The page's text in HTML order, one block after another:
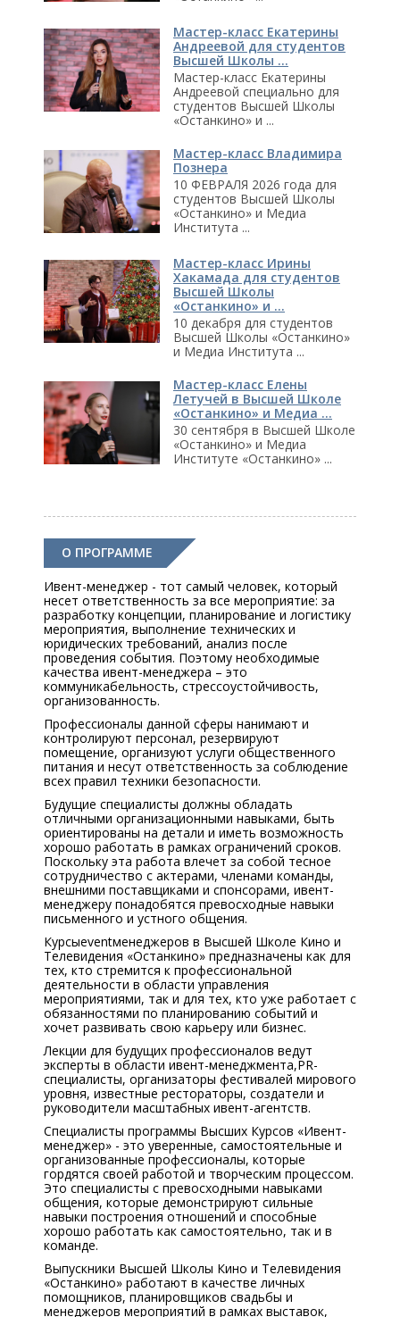
Мастер-класс Екатерины
Андреевой для студентов
Высшей Школы ...
Мастер-класс Екатерины
Андреевой специально для
студентов Высшей Школы
«Останкино» и ...
Мастер-класс Владимира
Познера
10 ФЕВРАЛЯ 2026 года для
студентов Высшей Школы
«Останкино» и Медиа
Института ...
Мастер-класс Ирины
Хакамада для студентов
Высшей Школы
«Останкино» и ...
10 декабря для студентов
Высшей Школы «Останкино»
и Медиа Института ...
Мастер-класс Елены
Летучей в Высшей Школе
«Останкино» и Медиа ...
30 сентября в Высшей Школе
«Останкино» и Медиа
Институте «Останкино» ...
О ПРОГРАММЕ
Ивент-менеджер - тот самый человек, который
несет ответственность за все мероприятие: за
разработку концепции, планирование и логистику
мероприятия, выполнение технических и
юридических требований, анализ после
проведения события. Поэтому необходимые
качества ивент-менеджера – это
коммуникабельность, стрессоустойчивость,
организованность.
Профессионалы данной сферы нанимают и
контролируют персонал, резервируют
помещение, организуют услуги общественного
питания и несут ответственность за соблюдение
всех правил техники безопасности.
Будущие специалисты должны обладать
отличными организационными навыками, быть
ориентированы на детали и иметь возможность
хорошо работать в рамках ограничений сроков.
Поскольку эта работа влечет за собой тесное
сотрудничество с актерами, членами команды,
внешними поставщиками и спонсорами, ивент-
менеджеру понадобятся превосходные навыки
письменного и устного общения.
Курсыeventменеджеров в Высшей Школе Кино и
Телевидения «Останкино» предназначены как для
тех, кто стремится к профессиональной
деятельности в области управления
мероприятиями, так и для тех, кто уже работает с
обязанностями по планированию событий и
хочет развивать свою карьеру или бизнес.
Лекции для будущих профессионалов ведут
эксперты в области ивент-менеджмента,PR-
специалисты, организаторы фестивалей мирового
уровня, известные рестораторы, создатели и
руководители масштабных ивент-агентств.
Специалисты программы Высших Курсов «Ивент-
менеджер» - это уверенные, самостоятельные и
организованные профессионалы, которые
гордятся своей работой и творческим процессом.
Это специалисты с превосходными навыками
общения, которые демонстрируют сильные
навыки построения отношений и способные
хорошо работать как самостоятельно, так и в
команде.
Выпускники Высшей Школы Кино и Телевидения
«Останкино» работают в качестве личных
помощников, планировщиков свадьбы и
менеджеров мероприятий в рамках выставок,